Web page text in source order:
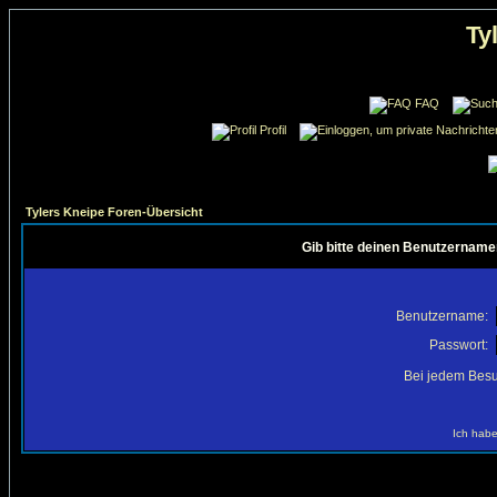
FAQ
Profil
Tylers Kneipe Foren-Übersicht
Gib bitte deinen
Benutzername:
Passwort:
Bei jedem
Ich